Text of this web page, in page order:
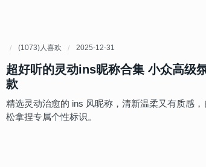
(1073)人喜欢 2025-12-31
超好听的灵动ins昵称合集 小众高级
款
精选灵动治愈的 ins 风昵称，清新温柔又有质感
松拿捏专属个性标识。